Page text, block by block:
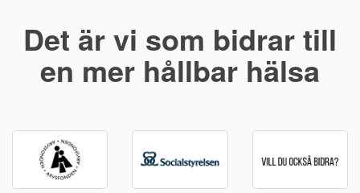
Det är vi som bidrar till
en mer hållbar hälsa